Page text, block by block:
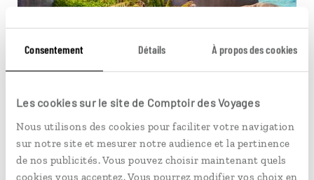
Consentement Détails À propos des cookies
Les cookies sur le site de Comptoir des Voyages
Nous utilisons des cookies pour faciliter votre navigation
sur notre site et mesurer notre audience et la pertinence
de nos publicités. Vous pouvez choisir maintenant quels
cookies vous acceptez. Vous pourrez modifier vos choix en